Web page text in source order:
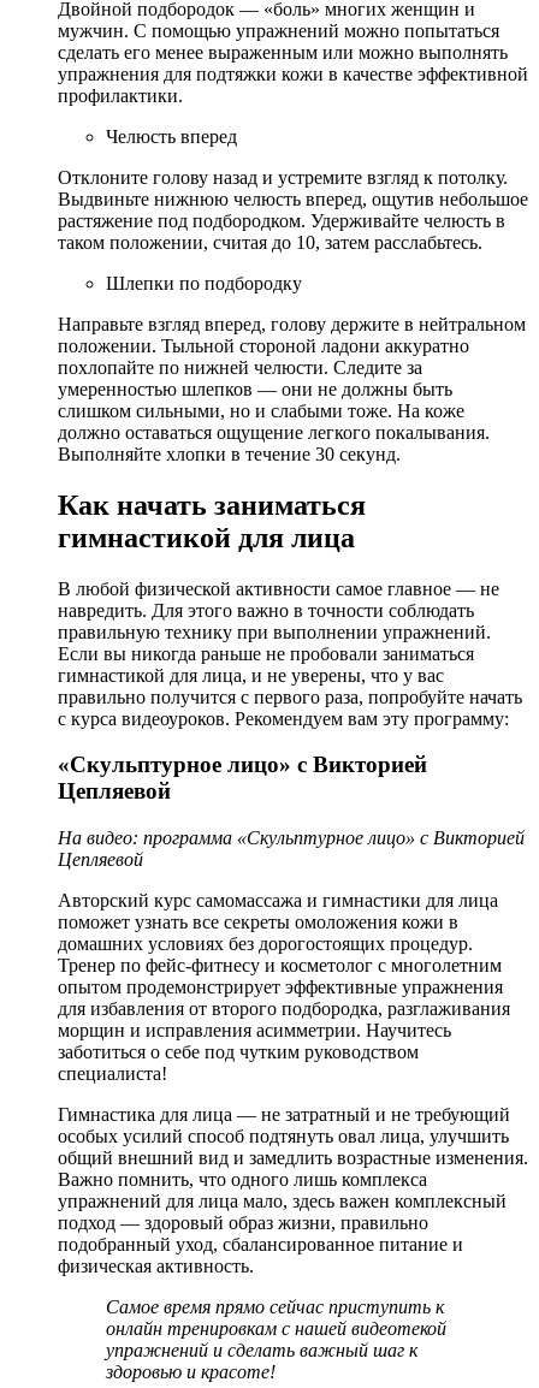
Двойной подбородок — «боль» многих женщин и
мужчин. С помощью упражнений можно попытаться
сделать его менее выраженным или можно выполнять
упражнения для подтяжки кожи в качестве эффективной
профилактики.
Челюсть вперед
Отклоните голову назад и устремите взгляд к потолку.
Выдвиньте нижнюю челюсть вперед, ощутив небольшое
растяжение под подбородком. Удерживайте челюсть в
таком положении, считая до 10, затем расслабьтесь.
Шлепки по подбородку
Направьте взгляд вперед, голову держите в нейтральном
положении. Тыльной стороной ладони аккуратно
похлопайте по нижней челюсти. Следите за
умеренностью шлепков — они не должны быть
слишком сильными, но и слабыми тоже. На коже
должно оставаться ощущение легкого покалывания.
Выполняйте хлопки в течение 30 секунд.
Как начать заниматься
гимнастикой для лица
В любой физической активности самое главное — не
навредить. Для этого важно в точности соблюдать
правильную технику при выполнении упражнений.
Если вы никогда раньше не пробовали заниматься
гимнастикой для лица, и не уверены, что у вас
правильно получится с первого раза, попробуйте начать
с курса видеоуроков. Рекомендуем вам эту программу:
«Скульптурное лицо» с Викторией
Цепляевой
На видео: программа «Скульптурное лицо» с Викторией
Цепляевой
Авторский курс самомассажа и гимнастики для лица
поможет узнать все секреты омоложения кожи в
домашних условиях без дорогостоящих процедур.
Тренер по фейс-фитнесу и косметолог с многолетним
опытом продемонстрирует эффективные упражнения
для избавления от второго подбородка, разглаживания
морщин и исправления асимметрии. Научитесь
заботиться о себе под чутким руководством
специалиста!
Гимнастика для лица — не затратный и не требующий
особых усилий способ подтянуть овал лица, улучшить
общий внешний вид и замедлить возрастные изменения.
Важно помнить, что одного лишь комплекса
упражнений для лица мало, здесь важен комплексный
подход — здоровый образ жизни, правильно
подобранный уход, сбалансированное питание и
физическая активность.
Самое время прямо сейчас приступить к
онлайн тренировкам с нашей видеотекой
упражнений и сделать важный шаг к
здоровью и красоте!